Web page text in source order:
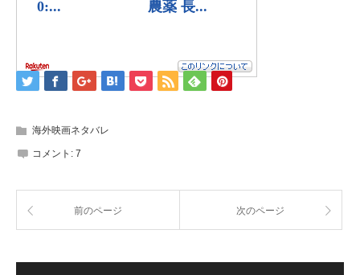
海外映画ネタバレ
コメント: 7
前のページ 次のページ